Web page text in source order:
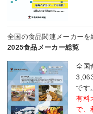
全国の食品関連メーカー
2025食品メーカー総覧
全国
です。
有料
で、